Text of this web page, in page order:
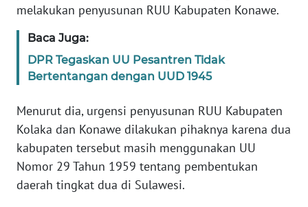
melakukan penyusunan RUU Kabupaten Konawe.
Baca Juga:
DPR Tegaskan UU Pesantren Tidak
Bertentangan dengan UUD 1945
Menurut dia, urgensi penyusunan RUU Kabupaten
Kolaka dan Konawe dilakukan pihaknya karena dua
kabupaten tersebut masih menggunakan UU
Nomor 29 Tahun 1959 tentang pembentukan
daerah tingkat dua di Sulawesi.
JAKARTA
WN
WN
BANTEN
WN